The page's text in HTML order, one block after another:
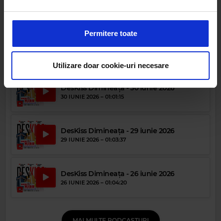
a analiza traficul. De asemenea, le oferim partenerilor de
privire la modul în care folosiți site-ul nostru. Aceștia le
pot combina cu alte informații oferite de dvs. sau culese
în urma folosirii serviciilor lor.
Permitere toate
Utilizare doar cookie-uri necesare
2 IULIE 2026 –01:02:07
1 IULIE 2026 –01:05:26
DesKiss Dimineața - 30 iunie 2026
30 IUNIE 2026 – 01:01:15
DesKiss Dimineața - 29 iunie 2026
29 IUNIE 2026 – 01:03:37
DesKiss Dimineața - 26 iunie 2026
26 IUNIE 2026 – 01:04:20